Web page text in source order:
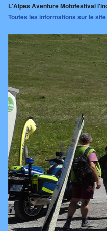
L'Alpes Aventure Motofestival
Toutes les informations sur le